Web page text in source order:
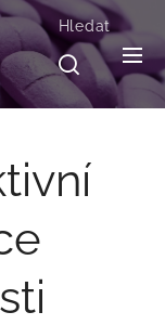
Hledat